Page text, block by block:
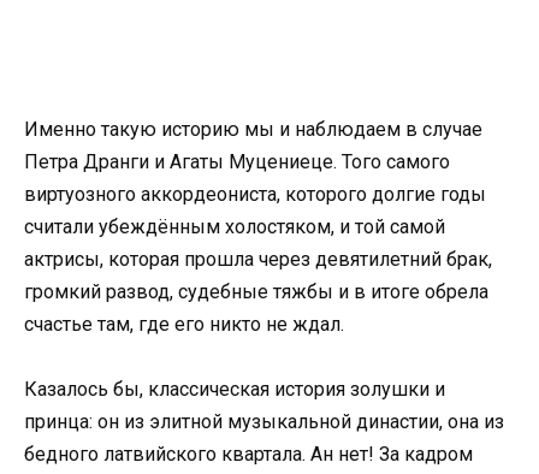
Именно такую историю мы и наблюдаем в случае
Петра Дранги и Агаты Муцениеце. Того самого
виртуозного аккордеониста, которого долгие годы
считали убеждённым холостяком, и той самой
актрисы, которая прошла через девятилетний брак,
громкий развод, судебные тяжбы и в итоге обрела
счастье там, где его никто не ждал.
Казалось бы, классическая история золушки и
принца: он из элитной музыкальной династии, она из
бедного латвийского квартала. Ан нет! За кадром